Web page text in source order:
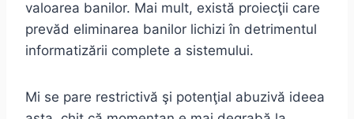
valoarea banilor. Mai mult, există proiecţii care
prevăd eliminarea banilor lichizi în detrimentul
informatizării complete a sistemului.
Mi se pare restrictivă şi potenţial abuzivă ideea